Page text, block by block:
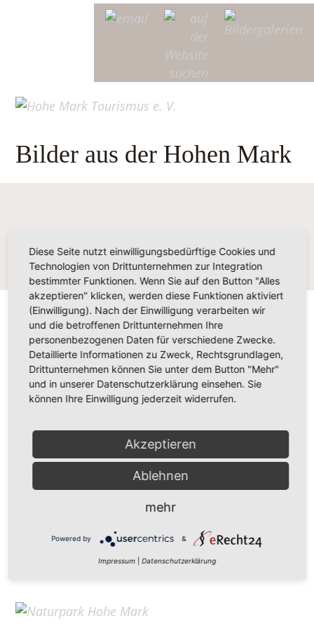
Bilder aus der Hohen Mark
Hohe Mark Tourismus e. V.
Redderstraße 421,45711 Datteln
Fon: +49 (0)2363 377 0
info@hohe-mark-tourismus.de
Datenschutz
Home
Diese Seite nutzt einwilligungsbedürftige Cookies und
Technologien von Drittunternehmen zur Integration
bestimmter Funktionen. Wenn Sie auf den Button "Alles
akzeptieren" klicken, werden diese Funktionen aktiviert
(Einwilligung). Nach der Einwilligung verarbeiten wir
und die betroffenen Drittunternehmen Ihre
personenbezogenen Daten für verschiedene Zwecke.
Detaillierte Informationen zu Zweck, Rechtsgrundlagen,
Drittunternehmen können Sie unter dem Button "Mehr"
und in unserer Datenschutzerklärung einsehen. Sie
können Ihre Einwilligung jederzeit widerrufen.
Akzeptieren
Ablehnen
mehr
Powered by &
Impressum Datenschutzerklärung